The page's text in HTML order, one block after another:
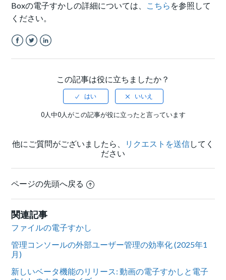
Boxの電子すかしの詳細については、 こちら を参照して
ください。
この記事は役に立ちましたか？
0人中0人がこの記事が役に立ったと言っています
他にご質問がございましたら、 リクエストを送信してく
ださい
ページの先頭へ戻る
関連記事
ファイルの電子すかし
管理コンソールの外部ユーザー管理の効率化 (2025年1
月)
新しいベータ機能のリリース: 動画の電子すかしと電子